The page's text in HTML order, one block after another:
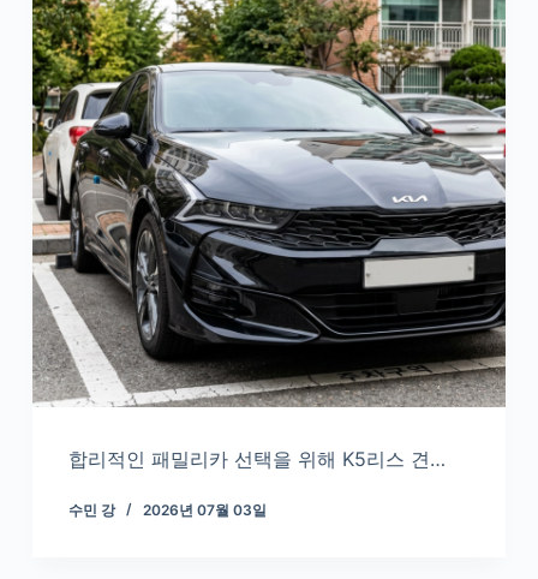
합리적인 패밀리카 선택을 위해 K5리스 견…
수민 강 2026년 07월 03일